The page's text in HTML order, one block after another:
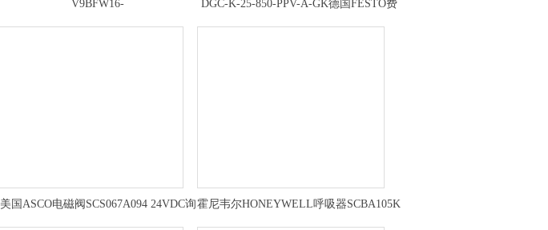
V9BFW16-
DGC-K-25-850-PPV-A-GK德国FESTO费
美国ASCO电磁阀SCS067A094 24VDC询霍尼韦尔HONEYWELL呼吸器SCBA105K